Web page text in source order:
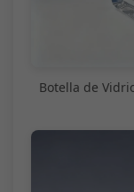
Botella de